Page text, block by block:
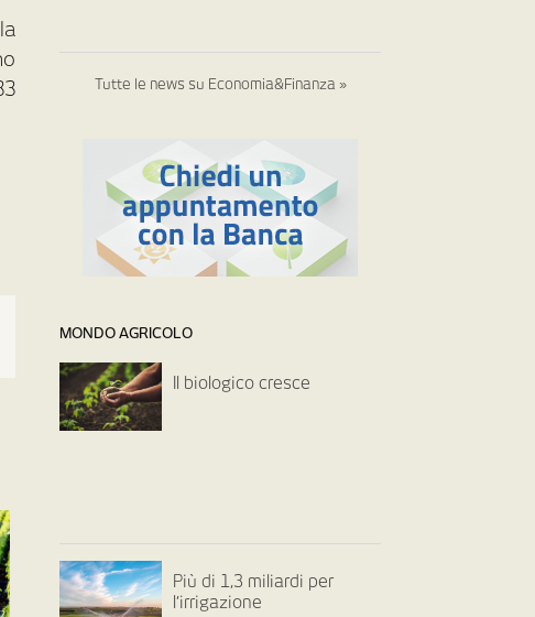
Tutte le news su Economia&Finanza »
MONDO AGRICOLO
Il biologico cresce
Più di 1,3 miliardi per
l’irrigazione